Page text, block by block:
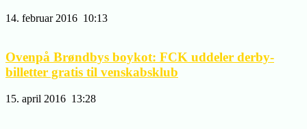
14. februar 2016 10:13
Ovenpå Brøndbys boykot: FCK uddeler derby-
billetter gratis til venskabsklub
15. april 2016 13:28